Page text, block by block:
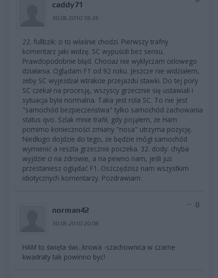
caddy71
30.06.2010 18:26
22. fullbzik: o to właśnie chodzi. Pierwszy trafny
komentarz jaki widzę. SC wypuścili bez sensu.
Prawdopodobnie błąd. Chociaż nie wyklyczam celowego
działania. Oglądam F1 od 92 roku. Jeszcze nie widziałem,
żeby SC wyjeżdżał wtrakcie przejazdu stawki. Do tej pory
SC czekał na procesję, wszyscy grzecznie się ustawiali i
sytuacja była normalna. Taka jest rola SC. To nie jest
"samochód bezpieczeństwa" tylko samochód zachowania
status qvo. Szlak mnie trafił, gdy pojąłem, że Ham
pomimo konieczności zmiany "nosa" utrzyma pozycję.
Niedługo dojdzie do tego, że będzie mógł samochód
wymienić a reszta grzecznie poczeka. 32. dody: chyba
wyjdzie ci na zdrowie, a na pewno nam, jeśli już
przestaniesz oglądać F1. Oszczędzisz nam wszystkim
idiotycznych komentarzy. Pozdrawiam.
norman42
30.06.2010 20:08
0
HAM to święta świ...krowa -szachownica w czarne
kwadraty tak powinno być!